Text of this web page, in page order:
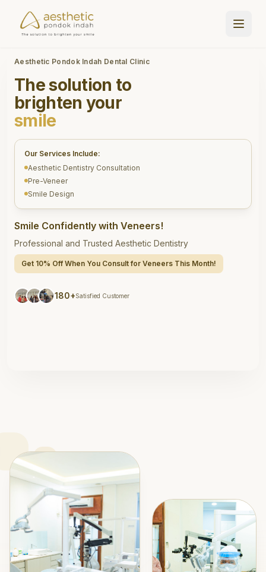
Aesthetic Pondok Indah Dental Clinic
The solution to
brighten your
smile
Our Services Include:
Aesthetic Dentistry Consultation
Pre-Veneer
Smile Design
Smile Confidently with Veneers!
Professional and Trusted Aesthetic Dentistry
Get 10% Off When You Consult for Veneers This Month!
180+Satisfied Customer